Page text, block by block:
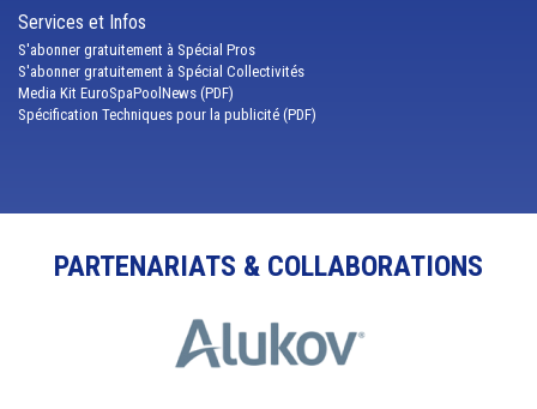
Services et Infos
S'abonner gratuitement à Spécial Pros
S'abonner gratuitement à Spécial Collectivités
Media Kit EuroSpaPoolNews (PDF)
Spécification Techniques pour la publicité (PDF)
PARTENARIATS & COLLABORATIONS